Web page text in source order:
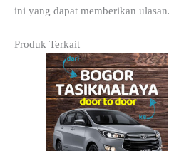
ini yang dapat memberikan ulasan.
Produk Terkait